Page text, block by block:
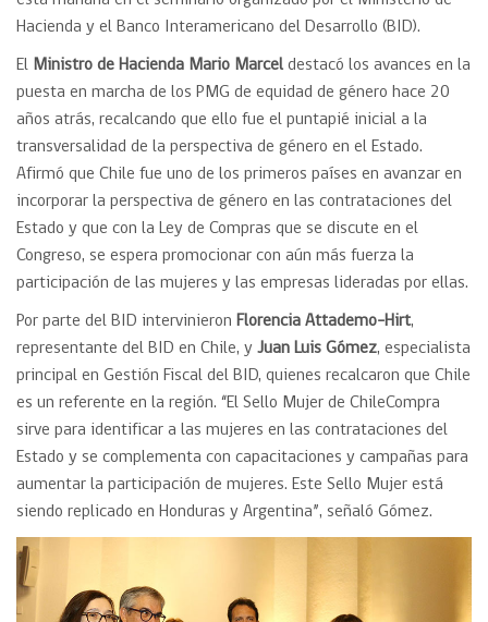
Hacienda y el Banco Interamericano del Desarrollo (BID).
El Ministro de Hacienda Mario Marcel destacó los avances en la
puesta en marcha de los PMG de equidad de género hace 20
años atrás, recalcando que ello fue el puntapié inicial a la
transversalidad de la perspectiva de género en el Estado.
Afirmó que Chile fue uno de los primeros países en avanzar en
incorporar la perspectiva de género en las contrataciones del
Estado y que con la Ley de Compras que se discute en el
Congreso, se espera promocionar con aún más fuerza la
participación de las mujeres y las empresas lideradas por ellas.
Por parte del BID intervinieron Florencia Attademo-Hirt,
representante del BID en Chile, y Juan Luis Gómez, especialista
principal en Gestión Fiscal del BID, quienes recalcaron que Chile
es un referente en la región. “El Sello Mujer de ChileCompra
sirve para identificar a las mujeres en las contrataciones del
Estado y se complementa con capacitaciones y campañas para
aumentar la participación de mujeres. Este Sello Mujer está
siendo replicado en Honduras y Argentina”, señaló Gómez.